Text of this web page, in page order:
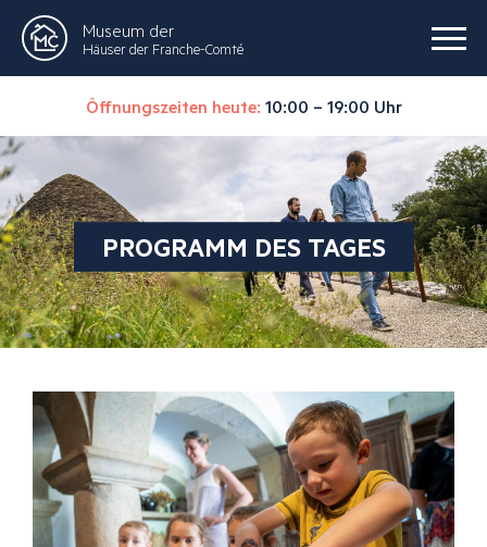
Museum der
Häuser der Franche-Comté
Öffnungszeiten heute: 10:00 – 19:00 Uhr
PROGRAMM DES TAGES